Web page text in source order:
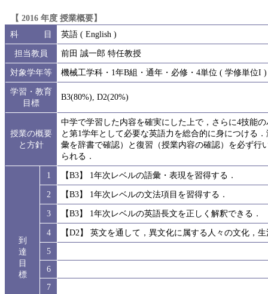
【 2016 年度 授業概要】
科 目
英語 ( English )
担当教員
前田 誠一郎 特任教授
対象学年等
機械工学科・1年B組・通年・必修・4単位 ( 学修単位I )
学習・教育
目標
B3(80%), D2(20%)
授業の概要
と方針
中学で学習した内容を確実にした上で，さらに4技能
と第1学年として必要な英語力を総合的に身につける
彙を辞書で確認）と復習（授業内容の確認）を必ず
られる．
到
達
目
標
1
【B3】 1年次レベルの語彙・表現を習得する．
2
【B3】 1年次レベルの文法項目を習得する．
3
【B3】 1年次レベルの英語長文を正しく解釈できる．
4
【D2】 英文を通して，異文化に属する人々の文化，
5
6
7